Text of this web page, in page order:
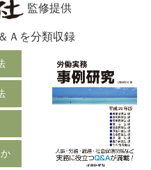
監修提供
Ａを分類収録